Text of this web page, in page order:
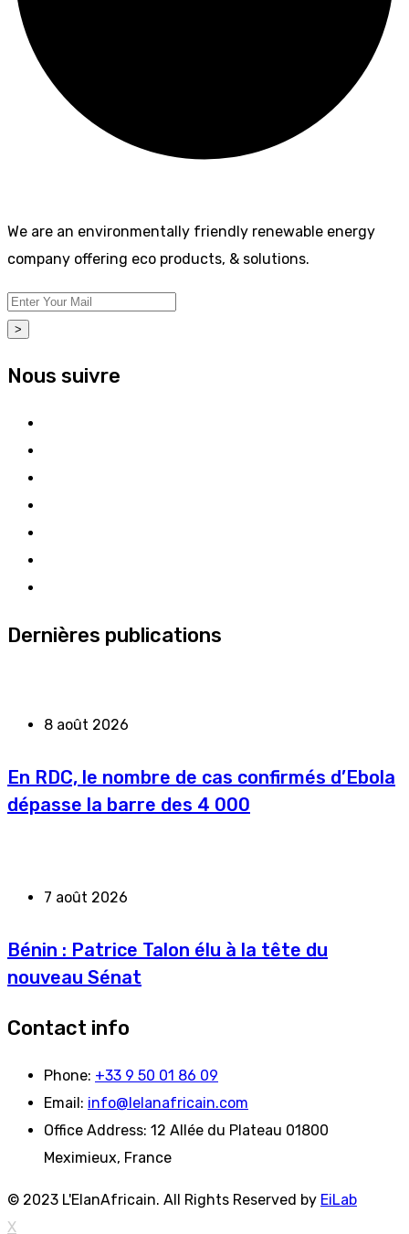
We are an environmentally friendly renewable energy
company offering eco products, & solutions.
>
Nous suivre
Dernières publications
8 août 2026
En RDC, le nombre de cas confirmés d’Ebola
dépasse la barre des 4 000
7 août 2026
Bénin : Patrice Talon élu à la tête du
nouveau Sénat
Contact info
Phone: +33 9 50 01 86 09
Email: info@lelanafricain.com
Office Address: 12 Allée du Plateau 01800
Meximieux, France
© 2023 L'ElanAfricain. All Rights Reserved by EiLab
X